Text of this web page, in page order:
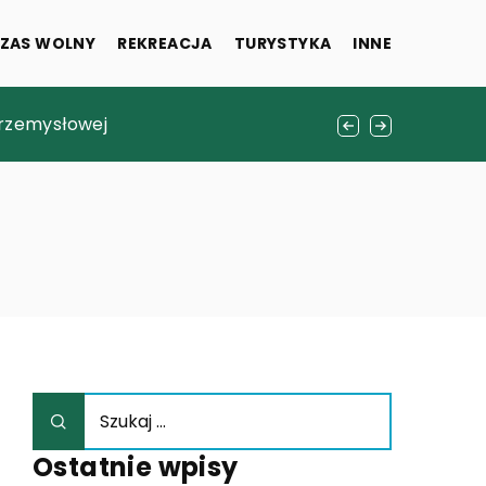
WOLNY REKREACJA TURYSTYKA INNE
małżonków
składnikami?
Ostatnie wpisy